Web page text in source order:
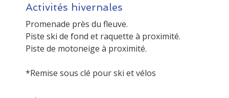
Activités hivernales
Promenade près du fleuve.
Piste ski de fond et raquette à proximité.
Piste de motoneige à proximité.